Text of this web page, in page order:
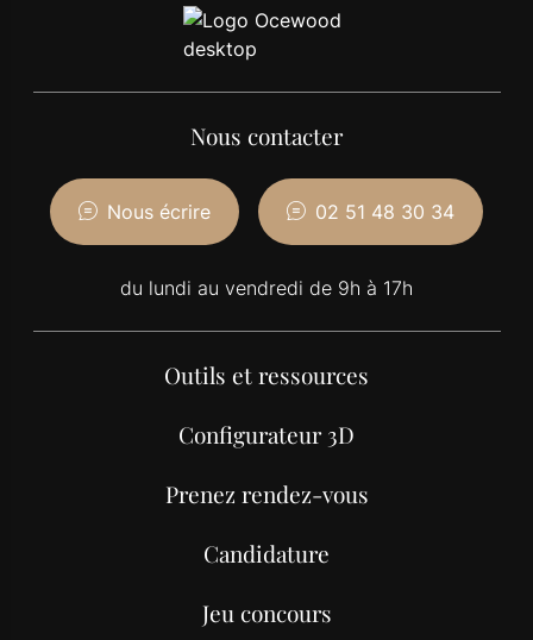
Outils et ressources
Configurateur 3D
Prenez rendez-vous
Candidature
Jeu concours
Nous contacter
Nous écrire 02 51 48 30 34
du lundi au vendredi de 9h à 17h